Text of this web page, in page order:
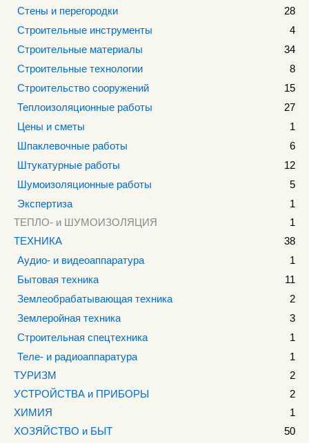
Стены и перегородки
28
Строительные инструменты
4
Строительные материалы
34
Строительные технологии
8
Строительство сооружений
15
Теплоизоляционные работы
27
Цены и сметы
1
Шпаклевочные работы
6
Штукатурные работы
12
Шумоизоляционные работы
5
Экспертиза
1
ТЕПЛО- и ШУМОИЗОЛЯЦИЯ
1
ТЕХНИКА
38
Аудио- и видеоаппаратура
1
Бытовая техника
11
Землеобрабатывающая техника
2
Землеройная техника
3
Строительная спецтехника
1
Теле- и радиоаппаратура
1
ТУРИЗМ
2
УСТРОЙСТВА и ПРИБОРЫ
2
ХИМИЯ
1
ХОЗЯЙСТВО и БЫТ
50